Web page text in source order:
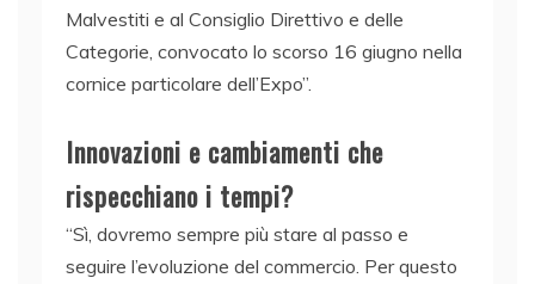
Malvestiti e al Consiglio Direttivo e delle
Categorie, convocato lo scorso 16 giugno nella
cornice particolare dell’Expo”.
Innovazioni e cambiamenti che
rispecchiano i tempi?
“Sì, dovremo sempre più stare al passo e
seguire l’evoluzione del commercio. Per questo